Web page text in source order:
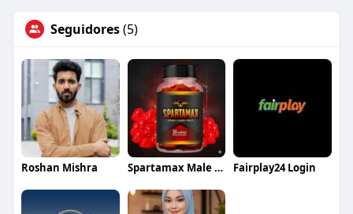
Seguidores(5)
Roshan Mishra Spartamax Male Enhancement Gummies Fairplay24 Login